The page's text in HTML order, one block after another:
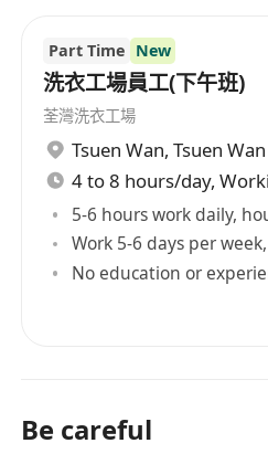
Part Time New
洗衣工場員工(下午班)
荃灣洗衣工場
Tsuen Wan, Tsuen Wan
4 to 8 hours/day,
5-6 hours work daily,
Work 5-6 days per
No education or
Be careful